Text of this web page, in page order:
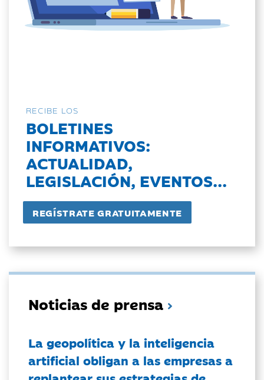
RECIBE LOS
BOLETINES
INFORMATIVOS:
ACTUALIDAD,
LEGISLACIÓN, EVENTOS...
Noticias de prensa
La geopolítica y la inteligencia
artificial obligan a las empresas a